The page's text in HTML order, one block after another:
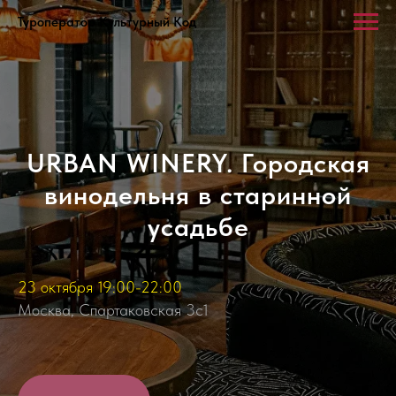
Туроператор Культурный Код
URBAN WINERY. Городская
винодельня в старинной
усадьбе
23 октября 19:00-22:00
Москва, Спартаковская 3с1